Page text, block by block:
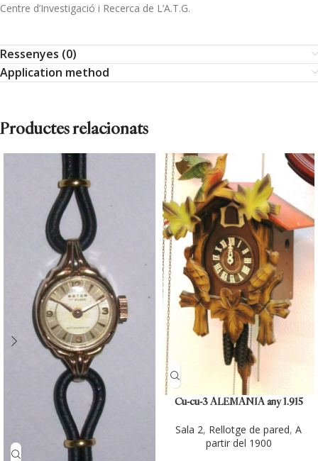
Centre d’Investigació i Recerca de L’A.T.G.
Ressenyes (0)
Application method
Productes relacionats
Cu-cu-3 ALEMANIA any 1.915
Sala 2, Rellotge de pared, A
partir del 1900